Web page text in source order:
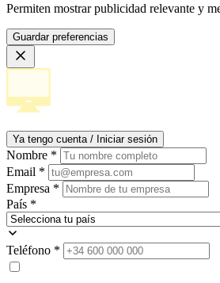
Permiten mostrar publicidad relevante y
Guardar preferencias
Ya tengo cuenta / Iniciar sesión
Nombre *
Email *
Empresa *
País *
Teléfono *